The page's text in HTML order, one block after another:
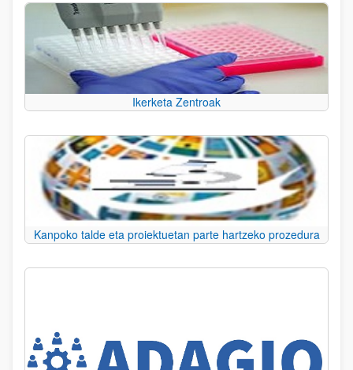
Ikerketa Zentroak
Kanpoko talde eta proiektuetan parte hartzeko prozedura